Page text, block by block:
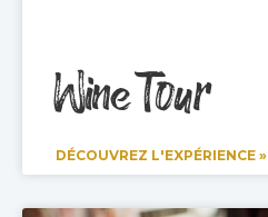
Wine Tour
DÉCOUVREZ L'EXPÉRIENCE »